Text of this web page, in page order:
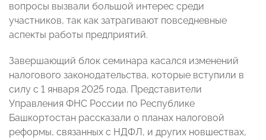
вопросы вызвали большой интерес среди
участников, так как затрагивают повседневные
аспекты работы предприятий.
Завершающий блок семинара касался изменений
налогового законодательства, которые вступили в
силу с 1 января 2025 года. Представители
Управления ФНС России по Республике
Башкортостан рассказали о планах налоговой
реформы, связанных с НДФЛ, и других новшествах,